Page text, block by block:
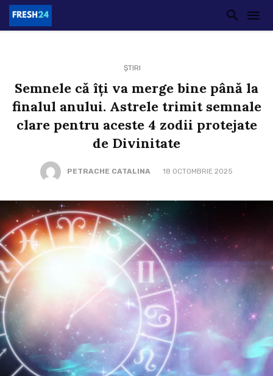
ȘTIRI
Semnele că îți va merge bine până la
finalul anului. Astrele trimit semnale
clare pentru aceste 4 zodii protejate
de Divinitate
PETRACHE CATALINA 18 OCTOMBRIE 2025